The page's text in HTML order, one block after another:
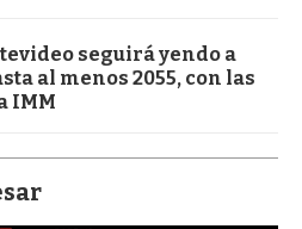
seguirá yendo a
al menos 2055, con las
IMM